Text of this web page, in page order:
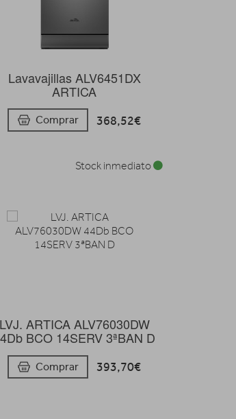
Lavavajillas ALV6451DX
ARTICA
Comprar 368,52€
LVJ. ARTICA ALV76030DW
BCO 14SERV 3ªBAN D
Comprar 393,70€
Stock inmediato